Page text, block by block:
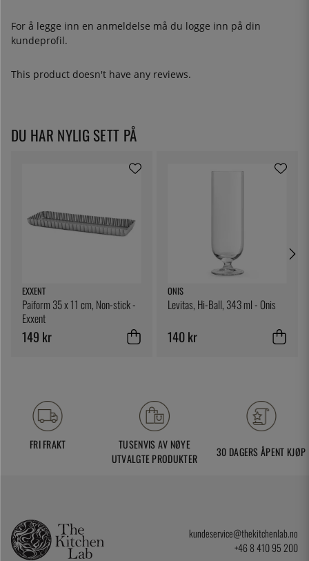
For å legge inn en anmeldelse må du logge inn på din
kundeprofil.
This product doesn't have any reviews.
DU HAR NYLIG SETT PÅ
EXXENT
Paiform 35 x 11 cm, Non-stick -
Exxent
149 kr
ONIS
Levitas, Hi-Ball, 343 ml - Onis
140 kr
FRI FRAKT
TUSENVIS AV NØYE
UTVALGTE PRODUKTER
30 DAGERS ÅPENT KJØP
kundeservice@thekitchenlab.no
+46 8 410 95 200